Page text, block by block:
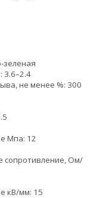
зеленая
3.6–2.4
не менее %: 300
Мпа: 12
сопротивление, Ом/
кВ/мм: 15